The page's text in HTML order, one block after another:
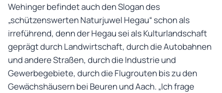
Wehinger befindet auch den Slogan des
„schützenswerten Naturjuwel Hegau“ schon als
irreführend, denn der Hegau sei als Kulturlandschaft
geprägt durch Landwirtschaft, durch die Autobahnen
und andere Straßen, durch die Industrie und
Gewerbegebiete, durch die Flugrouten bis zu den
Gewächshäusern bei Beuren und Aach. „Ich frage